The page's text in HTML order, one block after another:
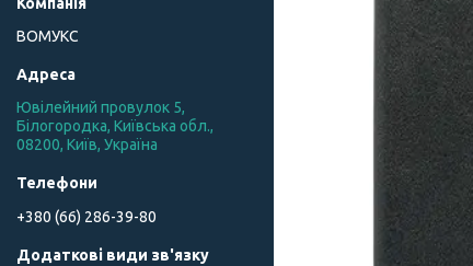
ВОМУКС
Ювілейний провулок 5,
Білогородка, Київська обл.,
08200, Київ, Україна
+380 (66) 286-39-80